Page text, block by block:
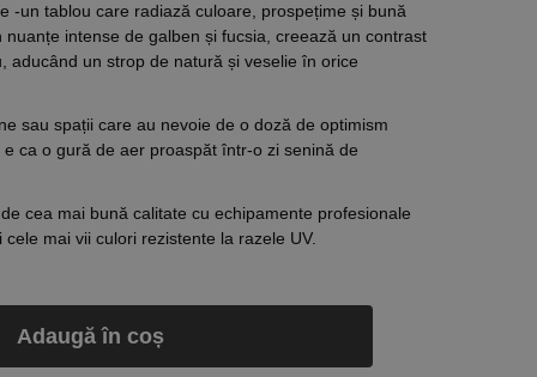
-un tablou care radiază culoare, prospețime și bună
intense de galben și fucsia, creează un contrast
aducând un strop de natură și veselie în orice
sau spații care au nevoie de o doză de optimism
ca o gură de aer proaspăt într-o zi senină de
cea mai bună calitate cu echipamente profesionale
mai vii culori rezistente la razele UV.
Adaugă în coș